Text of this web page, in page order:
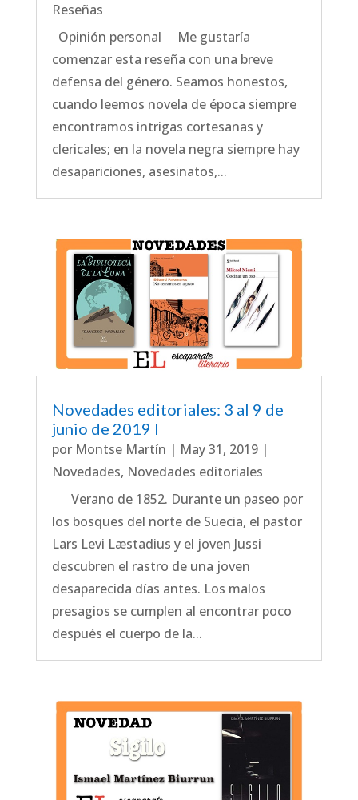
Reseñas
Opinión personal Me gustaría
comenzar esta reseña con una breve
defensa del género. Seamos honestos,
cuando leemos novela de época siempre
encontramos intrigas cortesanas y
clericales; en la novela negra siempre hay
desapariciones, asesinatos,...
Novedades editoriales: 3 al 9 de
junio de 2019 I
por Montse Martín | May 31, 2019|
Novedades, Novedades editoriales
Verano de 1852. Durante un paseo por
los bosques del norte de Suecia, el pastor
Lars Levi Læstadius y el joven Jussi
descubren el rastro de una joven
desaparecida días antes. Los malos
presagios se cumplen al encontrar poco
después el cuerpo de la...